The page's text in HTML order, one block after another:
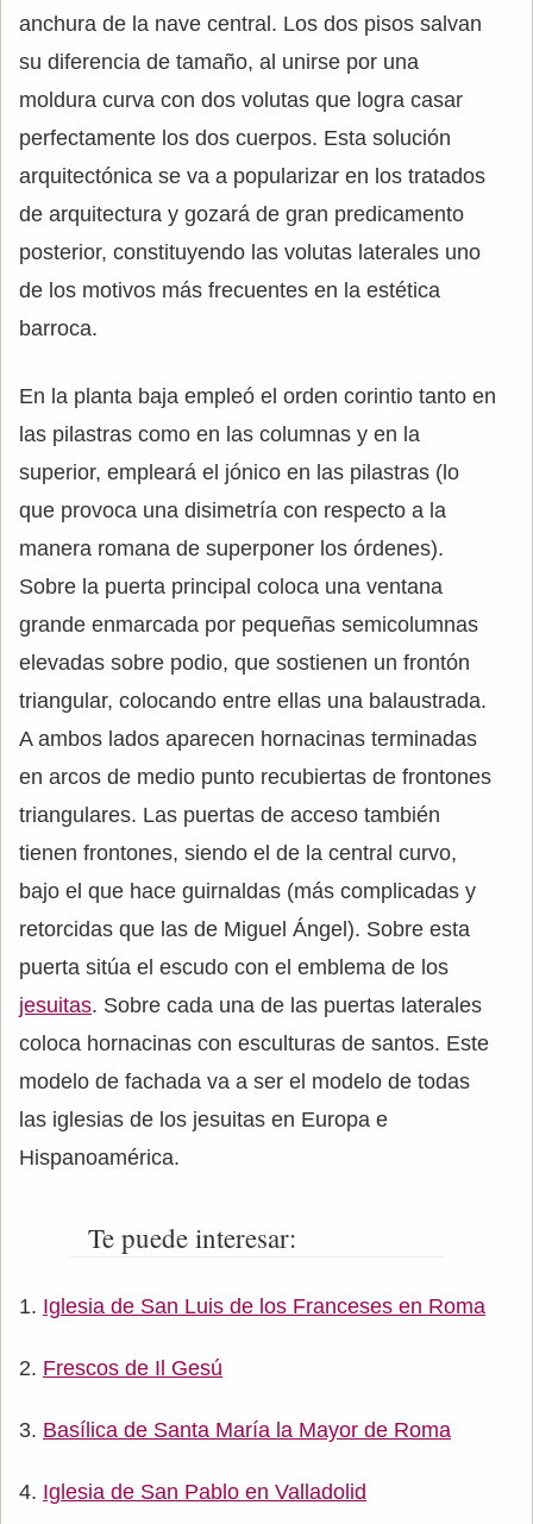
anchura de la nave central. Los dos pisos salvan
su diferencia de tamaño, al unirse por una
moldura curva con dos volutas que logra casar
perfectamente los dos cuerpos. Esta solución
arquitectónica se va a popularizar en los tratados
de arquitectura y gozará de gran predicamento
posterior, constituyendo las volutas laterales uno
de los motivos más frecuentes en la estética
barroca.
En la planta baja empleó el orden corintio tanto en
las pilastras como en las columnas y en la
superior, empleará el jónico en las pilastras (lo
que provoca una disimetría con respecto a la
manera romana de superponer los órdenes).
Sobre la puerta principal coloca una ventana
grande enmarcada por pequeñas semicolumnas
elevadas sobre podio, que sostienen un frontón
triangular, colocando entre ellas una balaustrada.
A ambos lados aparecen hornacinas terminadas
en arcos de medio punto recubiertas de frontones
triangulares. Las puertas de acceso también
tienen frontones, siendo el de la central curvo,
bajo el que hace guirnaldas (más complicadas y
retorcidas que las de Miguel Ángel). Sobre esta
puerta sitúa el escudo con el emblema de los
jesuitas. Sobre cada una de las puertas laterales
coloca hornacinas con esculturas de santos. Este
modelo de fachada va a ser el modelo de todas
las iglesias de los jesuitas en Europa e
Hispanoamérica.
Te puede interesar:
Iglesia de San Luis de los Franceses en Roma
Frescos de Il Gesú
Basílica de Santa María la Mayor de Roma
Iglesia de San Pablo en Valladolid